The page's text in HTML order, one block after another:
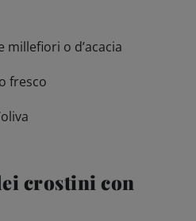
millefiori o d’acacia
fresco
crostini con